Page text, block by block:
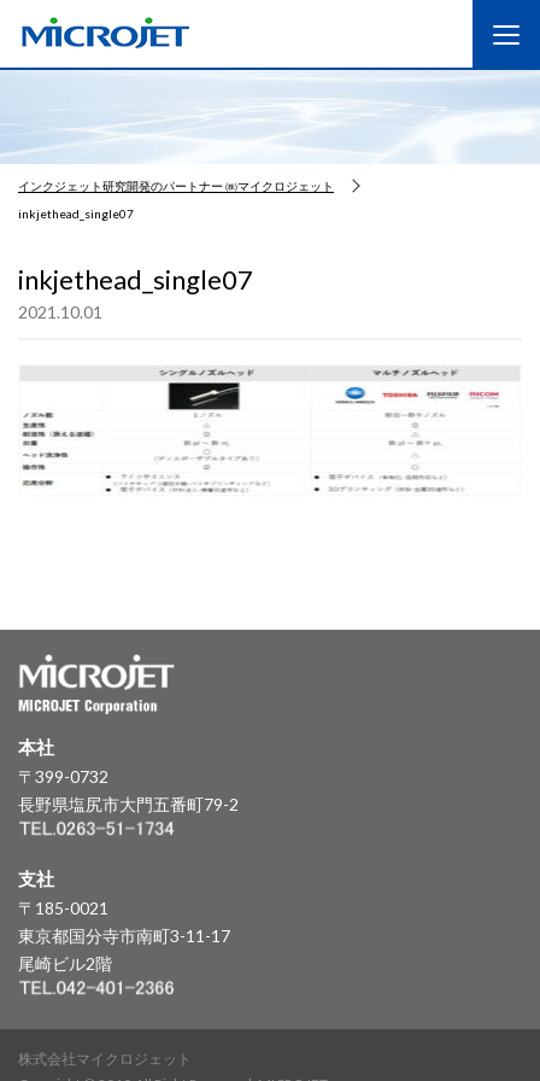
インクジェット研究開発のパートナー ㈱マイクロジェット
inkjethead_single07
inkjethead_single07
2021.10.01
本社
〒399-0732
長野県塩尻市大門五番町79-2
支社
〒185-0021
東京都国分寺市南町3-11-17
尾崎ビル2階
株式会社マイクロジェット